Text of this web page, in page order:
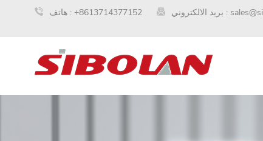
هاتف : +8613714377152 بريد الالكتروني :